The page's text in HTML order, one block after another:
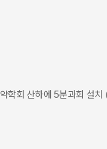
약학회 산하에 5분과회 설치